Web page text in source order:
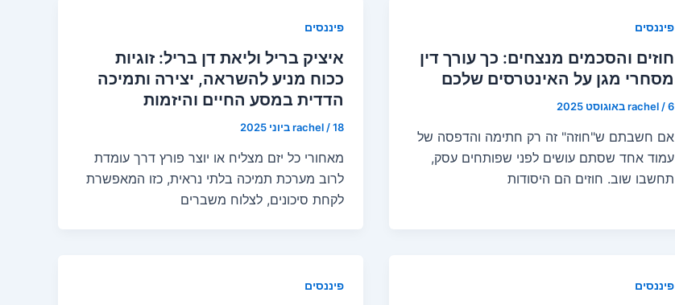
פיננסים
חוזים והסכמים מנצחים: כך עורך דין
מסחרי מגן על האינטרסים שלכם
rachel /6 באוגוסט 2025
אם חשבתם ש"חוזה" זה רק חתימה והדפסה של
עמוד אחד שסתם עושים לפני שפותחים עסק,
תחשבו שוב. חוזים הם היסודות
פיננסים
איציק בריל וליאת דן בריל: זוגיות
ככוח מניע להשראה, יצירה ותמיכה
הדדית במסע החיים והיזמות
rachel /18 ביוני 2025
מאחורי כל יזם מצליח או יוצר פורץ דרך עומדת
לרוב מערכת תמיכה בלתי נראית, כזו המאפשרת
לקחת סיכונים, לצלוח משברים
פיננסים פיננסים